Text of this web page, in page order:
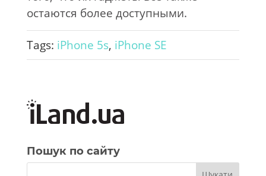
остаются более доступными.
Tags: iPhone 5s, iPhone SE
Пошук по сайту